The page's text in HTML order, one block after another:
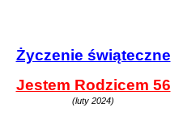
Życzenie świąteczne
Jestem Rodzicem 56
(luty 2024)